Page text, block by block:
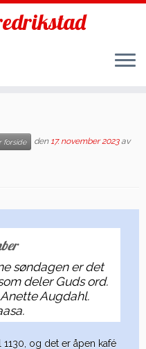
forside den 17. november 2023 av
søndagen er det
deler Guds ord.
Augdahl.
og det er åpen kafé